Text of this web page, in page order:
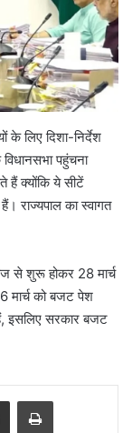
के लिए दिशा-निर्देश
पहुंचना
हैं क्योंकि ये सीटें
राज्यपाल का स्वागत
से शुरू होकर 28 मार्च
मार्च को बजट पेश
इसलिए सरकार बजट
Share via Email Print